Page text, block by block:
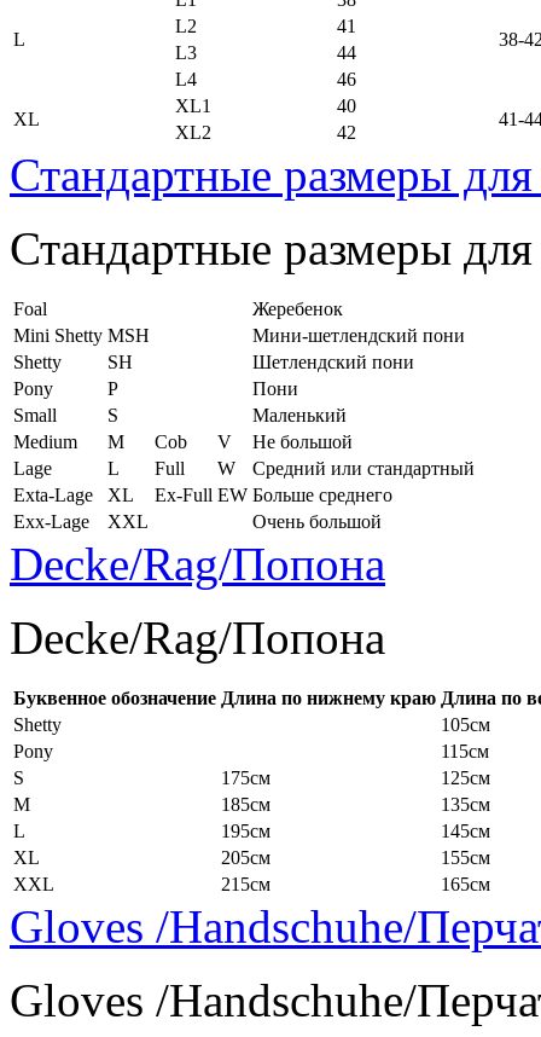
L
38-
L2
41
L3
44
L4
46
XL
XL1 40
41-
XL2 42
Стандартные размеры
Стандартные размеры
Foal
Жеребенок
Mini Shetty MSH
Мини-шетлендский пони
Shetty
SH
Шетлендский пони
Pony
P
Пони
Small
S
Маленький
Medium
M Cob V
Не большой
Lage
L Full W
Средний или стандартный
Exta-Lage
XL Ex-Full EW Больше среднего
Exx-Lage
XXL Очень большой
Decke/Rag/Попона
Decke/Rag/Попона
Буквенное обозначение Длина по нижнему краю Длина по
Shetty
105см
Pony
115см
S
175см
125см
M
185см
135см
L
195см
145см
XL
205см
155см
XXL
215см 165см
Gloves /Handschuhe/
Gloves /Handschuhe/